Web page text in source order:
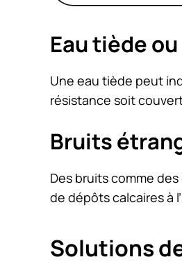
Eau tiède
Une eau tiède peut
résistance soit
Bruits
Des bruits comme
de dépôts calcaires à
Solutions